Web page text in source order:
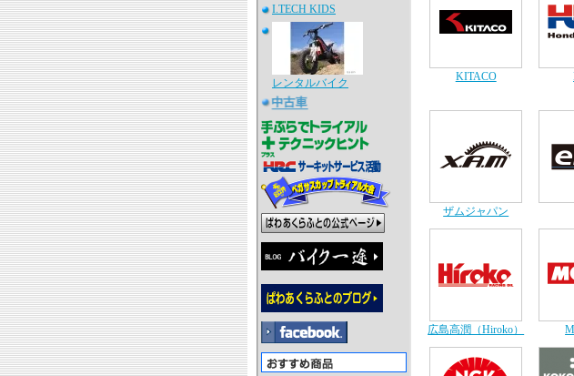
I.TECH KIDS
レンタルバイク KITACO
ザムジャパン
広島高潤（Hiroko）